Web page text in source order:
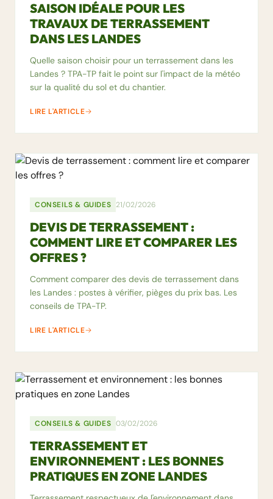
SAISON IDÉALE POUR LES
TRAVAUX DE TERRASSEMENT
DANS LES LANDES
Quelle saison choisir pour un terrassement dans les
Landes ? TPA-TP fait le point sur l'impact de la météo
sur la qualité du sol et du chantier.
LIRE L'ARTICLE
CONSEILS & GUIDES 21/02/2026
DEVIS DE TERRASSEMENT :
COMMENT LIRE ET COMPARER LES
OFFRES ?
Comment comparer des devis de terrassement dans
les Landes : postes à vérifier, pièges du prix bas. Les
conseils de TPA-TP.
LIRE L'ARTICLE
CONSEILS & GUIDES 03/02/2026
TERRASSEMENT ET
ENVIRONNEMENT : LES BONNES
PRATIQUES EN ZONE LANDES